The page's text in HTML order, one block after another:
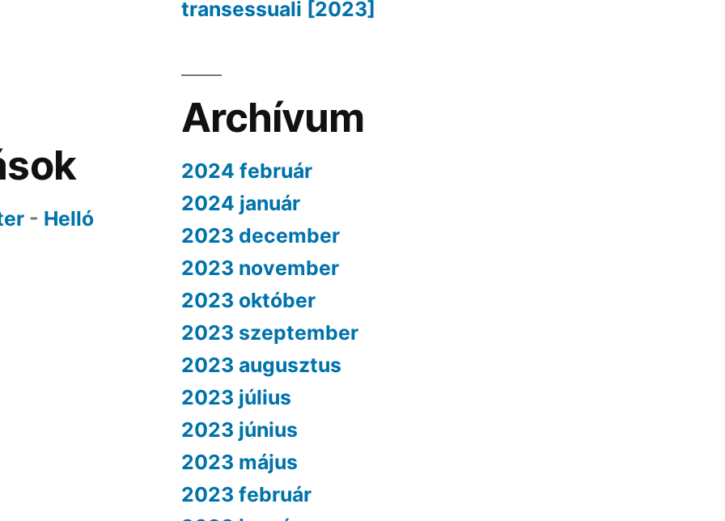
transessuali [2023]
- Helló
Archívum
2024 február
2024 január
2023 december
2023 november
2023 október
2023 szeptember
2023 augusztus
2023 július
2023 június
2023 május
2023 február